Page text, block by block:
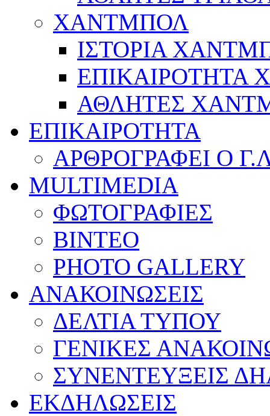
ΧΑΝΤΜΠΟΛ
ΙΣΤΟΡΙΑ
ΕΠΙΚΑΙΡΟΤΗΤΑ
ΑΘΛΗΤΕΣ
ΕΠΙΚΑΙΡΟΤΗΤΑ
ΑΡΘΡΟΓΡΑΦΕΙ Ο
MULTIMEDIA
ΦΩΤΟΓΡΑΦΙΕΣ
ΒΙΝΤΕΟ
PHOTO GALLERY
ΑΝΑΚΟΙΝΩΣΕΙΣ
ΔΕΛΤΙΑ ΤΥΠΟΥ
ΓΕΝΙΚΕΣ
ΣΥΝΕΝΤΕΥΞΕΙΣ
ΕΚΔΗΛΩΣΕΙΣ